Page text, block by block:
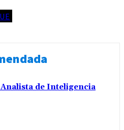
de Inteligencia